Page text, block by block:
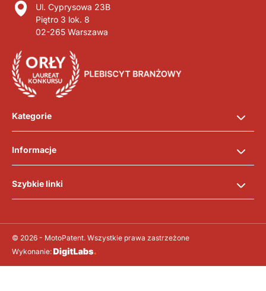
Ul. Cyprysowa 23B
Piętro 3 lok. 8
02-265 Warszawa
Kategorie
Informacje
Szybkie linki
© 2026 - MotoPatent. Wszystkie prawa zastrzeżone
Wykonanie: